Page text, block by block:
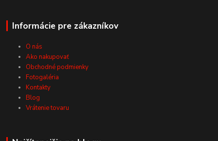
Informácie pre zákazníkov
O nás
Ako nakupovať
Obchodné podmienky
Fotogaléria
Kontakty
Blog
Vrátenie tovaru